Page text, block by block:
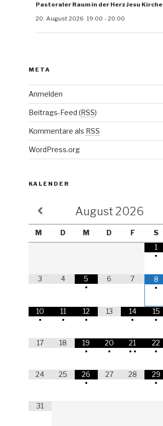
Pastoraler Raum in der Herz Jesu Kirche
20. August 2026 19:00 - 20:00
META
Anmelden
Beitrags-Feed (RSS)
Kommentare als RSS
WordPress.org
KALENDER
August 2026
M D M D F S
1
•
3 4
5
•
6 7
8
•
10
•
11
•
12
•
13
14
•
15
•
17 18
19
•
20
•
21
• •
22
•
24 25
26
•
27 28
29
•
31